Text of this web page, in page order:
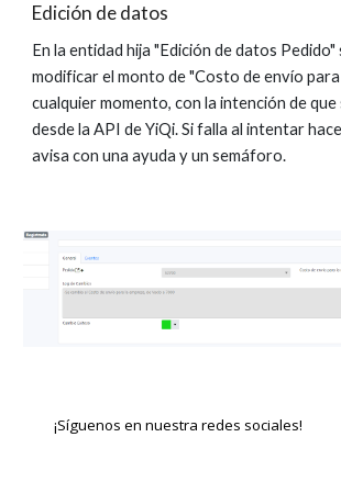
Edición de datos
Enla entidad hija "Edición de datos Pedido"
modificar el monto de "Costo de envío para
cualquier momento, con la intención de que
desde la API de YiQi. Si falla al intentar
avisa con una ayuda y un semáforo.
¡Síguenos en nuestra redes sociales!